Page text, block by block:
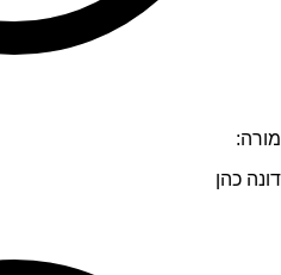
מורה:
דונה כהן